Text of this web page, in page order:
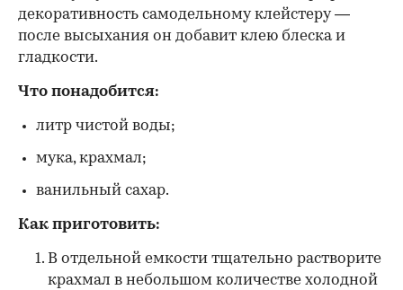
декоративность самодельному клейстеру —
после высыхания он добавит клею блеска и
гладкости.
Что понадобится:
литр чистой воды;
мука, крахмал;
ванильный сахар.
Как приготовить:
В отдельной емкости тщательно растворите
крахмал в небольшом количестве холодной